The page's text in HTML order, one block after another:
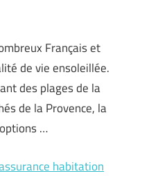
Français et
de vie ensoleillée.
des plages de la
de la Provence, la
…
habitation